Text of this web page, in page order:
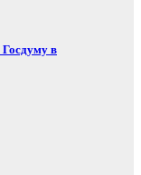
Госдуму в